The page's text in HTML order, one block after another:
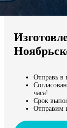
Мы доставляем
Продолжить без
Отправь в
часа!
Срок
Отправим